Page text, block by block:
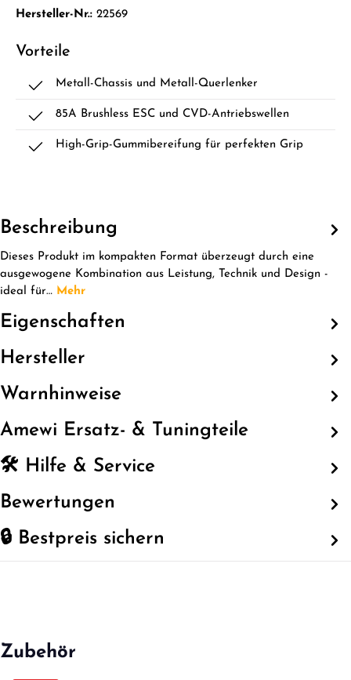
Hersteller-Nr.: 22569
Vorteile
Metall-Chassis und Metall-Querlenker
85A Brushless ESC und CVD-Antriebswellen
High-Grip-Gummibereifung für perfekten Grip
Beschreibung
Dieses Produkt im kompakten Format überzeugt durch eine
ausgewogene Kombination aus Leistung, Technik und Design -
ideal für… Mehr
Eigenschaften
Hersteller
Warnhinweise
Amewi Ersatz- & Tuningteile
🛠️ Hilfe & Service
Bewertungen
🔒 Bestpreis sichern
Zubehör